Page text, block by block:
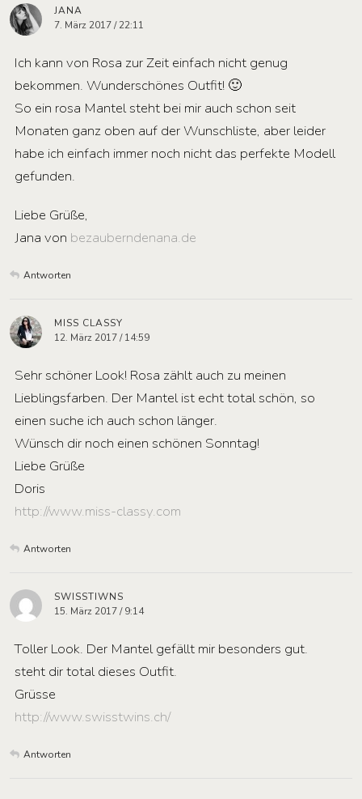
JANA
7. März 2017 / 22:11
Ich kann von Rosa zur Zeit einfach nicht genug
bekommen. Wunderschönes Outfit! 🙂
So ein rosa Mantel steht bei mir auch schon seit
Monaten ganz oben auf der Wunschliste, aber leider
habe ich einfach immer noch nicht das perfekte Modell
gefunden.
Liebe Grüße,
Jana von bezauberndenana.de
Antworten
MISS CLASSY
12. März 2017 / 14:59
Sehr schöner Look! Rosa zählt auch zu meinen
Lieblingsfarben. Der Mantel ist echt total schön, so
einen suche ich auch schon länger.
Wünsch dir noch einen schönen Sonntag!
Liebe Grüße
Doris
http://www.miss-classy.com
Antworten
SWISSTIWNS
15. März 2017 / 9:14
Toller Look. Der Mantel gefällt mir besonders gut.
steht dir total dieses Outfit.
Grüsse
http://www.swisstwins.ch/
Antworten